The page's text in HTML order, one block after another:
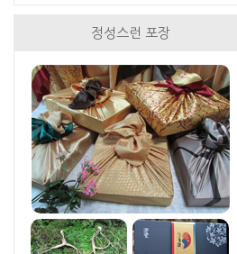
정성스런 포장